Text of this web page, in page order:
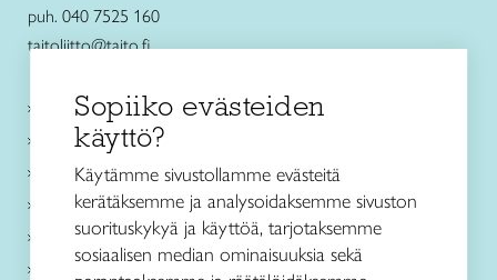
puh. 040 7525 160
taitoliitto@taito.fi
Käsityökurssit ja koulutus
Ajankohtaista
Käsityöohjeet
Me olemme Taito
Paikallinen toiminta
Verkkokaupat
Sopiiko evästeiden
käyttö?
Käytämme sivustollamme evästeitä
kerätäksemme ja analysoidaksemme sivuston
suorituskykyä ja käyttöä, tarjotaksemme
sosiaalisen median ominaisuuksia sekä